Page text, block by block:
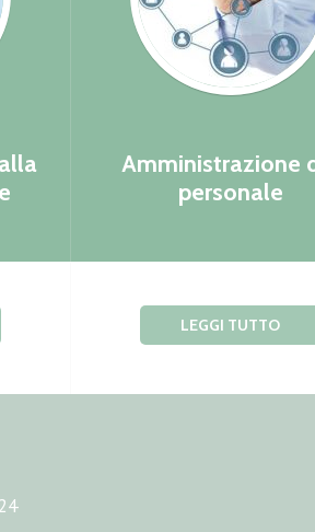
Amministrazione
personale
LEGGI TUTTO